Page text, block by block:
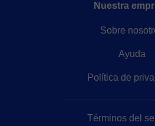
Nuestra
Sobre
Ayuda
Política de
Términos del